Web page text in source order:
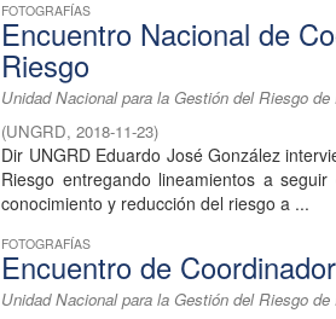
FOTOGRAFÍAS
Encuentro Nacional de
Riesgo
Unidad Nacional para la Gestión del Riesgo de
(UNGRD,2018-11-23)
Dir UNGRD Eduardo José González
Riesgo entregando lineamientos a
conocimiento y reducción del riesgo a ...
FOTOGRAFÍAS
Encuentro de
Unidad Nacional para la Gestión del Riesgo